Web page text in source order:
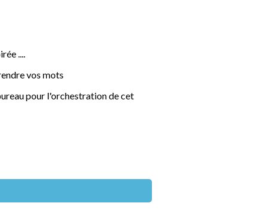
....
vos mots
pour l'orchestration de cet